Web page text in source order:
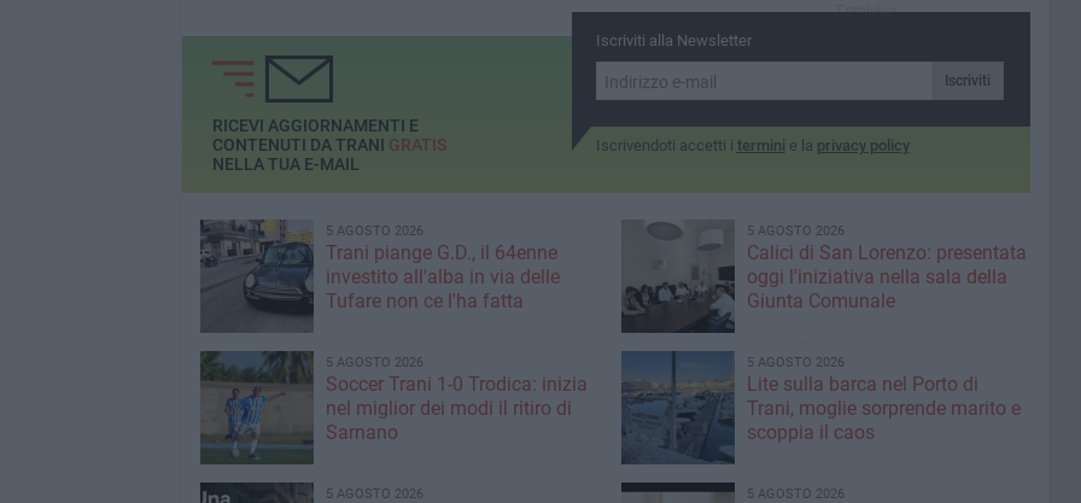
Traniviva
Iscriviti alla Newsletter
Iscriviti
Iscrivendoti accetti i termini e la privacy policy
RICEVI AGGIORNAMENTI E
CONTENUTI DA TRANI GRATIS
NELLA TUA E-MAIL
5 AGOSTO 2026
Trani piange G.D., il 64enne
investito all'alba in via delle
Tufare non ce l'ha fatta
5 AGOSTO 2026
Calici di San Lorenzo: presentata
oggi l'iniziativa nella sala della
Giunta Comunale
5 AGOSTO 2026
Soccer Trani 1-0 Trodica: inizia
nel miglior dei modi il ritiro di
Sarnano
5 AGOSTO 2026
Lite sulla barca nel Porto di
Trani, moglie sorprende marito e
scoppia il caos
5 AGOSTO 2026 5 AGOSTO 2026